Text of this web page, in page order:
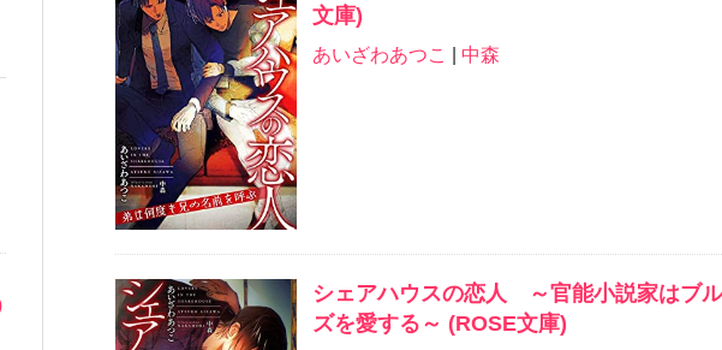
文庫)
あいざわあつこ 中森
シェアハウスの恋人 ～官能小説家はブ
ズを愛する～ (ROSE文庫)